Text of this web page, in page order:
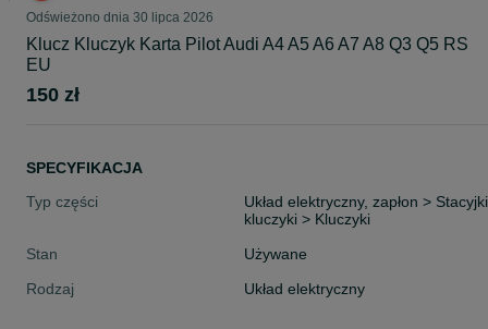
Odświeżono dnia 30 lipca 2026
Klucz Kluczyk Karta Pilot Audi A4 A5 A6 A7 A8 Q3 Q5 RS
EU
150 zł
SPECYFIKACJA
Typ części
Układ elektryczny, zapłon >
kluczyki > Kluczyki
Stan
Używane
Rodzaj
Układ elektryczny